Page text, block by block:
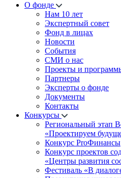
О фонде
Нам 10 лет
Экспертный совет
Фонд в лицах
Новости
События
СМИ о нас
Проекты и
Партнеры
Эксперты о фонде
Документы
Контакты
Конкурсы
Региональный этап
«Проектируем
Конкурс ProФинансы
Конкурс проектов
«Центры развития
Фестиваль «В